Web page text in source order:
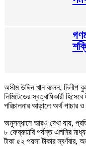
অসীম উদ্দিন খান বলেন, দিলীপ
লিমিটেডের স্বত্বাধিকারী
পরিচালনার আড়ালে অর্থ পাচার
অনুসন্ধানে আরও দেখা যায়,
৮ ফেব্রুয়ারি পর্যন্ত এলসির
টাকা ৫২ পয়সা টাকার